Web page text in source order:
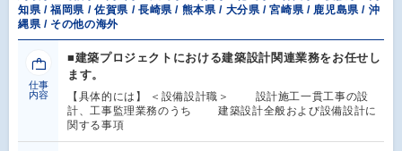
知県 / 福岡県 / 佐賀県 / 長崎県 / 熊本県 / 大分県 / 宮崎県 / 鹿児島県 / 沖
縄県 / その他の海外
仕事
内容
■建築プロジェクトにおける建築設計関連業務をお任せし
ます。
【具体的には】 ＜設備設計職＞ 設計施工一貫工事の設
計、工事監理業務のうち 建築設計全般および設備設計に
関する事項